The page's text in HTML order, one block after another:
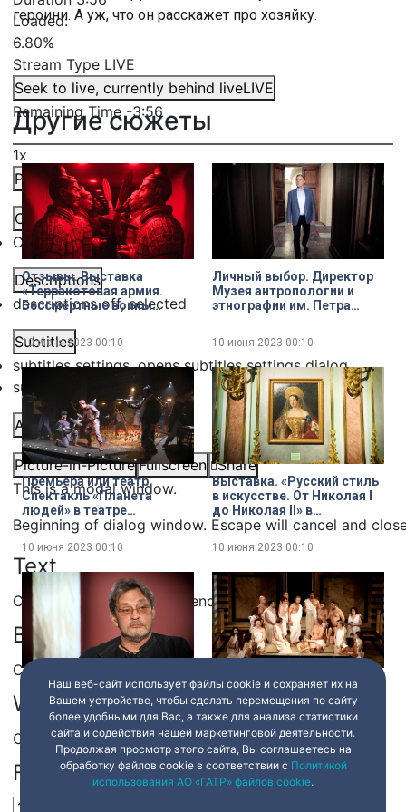
Loaded:
6.80%
Stream Type LIVE
Seek to live, currently behind liveLIVE
Remaining Time-3:56
1x
Playback Rate
Chapters
Chapters
Descriptions
descriptions off, selected
Subtitles
subtitles settings, opens subtitles settings dialog
subtitles off
, selected
Audio Track
Picture-in-Picture Fullscreen Share
This is a modal window.
Beginning of dialog window. Escape will cancel and
Text
Color Transparency
Background
Color
Window
Color Transparency
Font Size
героини. А уж, что он расскажет про хозяйку.
Другие сюжеты
Отзывы. Выставка
«Терракотовая армия.
Бессмертные воины
Моя история»
10 июня 2023 00:10
Личный выбор. Директор
Музея антропологии и
этнографии им. Петра
Головнев на экспозиции
«Петровская
Кунсткамера»
10 июня 2023 00:10
Премьера или театр.
Спектакль «Планета
людей» в театре
«Суббота»
10 июня 2023 00:10
Выставка. «Русский стиль
в искусстве. От Николая I
до Николая II» в
Государственном
10 июня 2023 00:10
Интервью. Народный
артист России Александр
Домогаров
10 июня 202300:10
Фестиваль. Спектакль
«Лабардан-с»
10 июня 202300:10
Наш веб-сайт использует файлы cookie и сохраняет их на
Вашем устройстве, чтобы сделать перемещения по сайту
более удобными для Вас, а также для анализа статистики
сайта и содействия нашей маркетинговой деятельности.
Продолжая просмотр этого сайта, Вы соглашаетесь на
обработку файлов cookie в соответствии с Политикой
использования АО «ГАТР» файлов cookie.